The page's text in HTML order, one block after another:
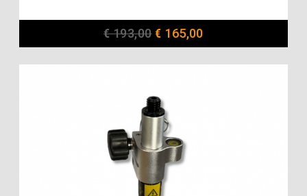
€193,00€ 165,00